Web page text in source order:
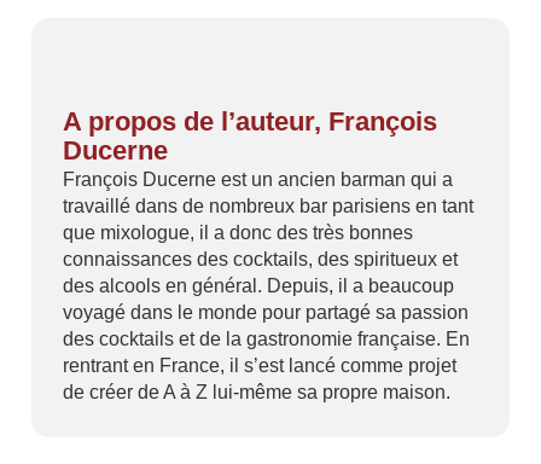
A propos de l’auteur, François
Ducerne
François Ducerne est un ancien barman qui a
travaillé dans de nombreux bar parisiens en tant
que mixologue, il a donc des très bonnes
connaissances des cocktails, des spiritueux et
des alcools en général. Depuis, il a beaucoup
voyagé dans le monde pour partagé sa passion
des cocktails et de la gastronomie française. En
rentrant en France, il s’est lancé comme projet
de créer de A à Z lui-même sa propre maison.